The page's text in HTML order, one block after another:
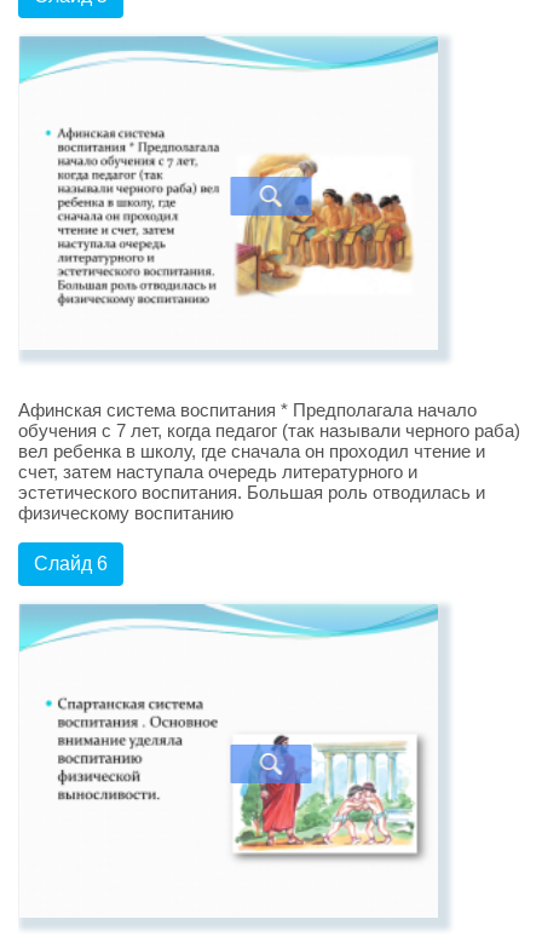
Афинская система воспитания * Предполагала начало
обучения с 7 лет, когда педагог (так называли черного раба)
вел ребенка в школу, где сначала он проходил чтение и
счет, затем наступала очередь литературного и
эстетического воспитания. Большая роль отводилась и
физическому воспитанию
Слайд 6